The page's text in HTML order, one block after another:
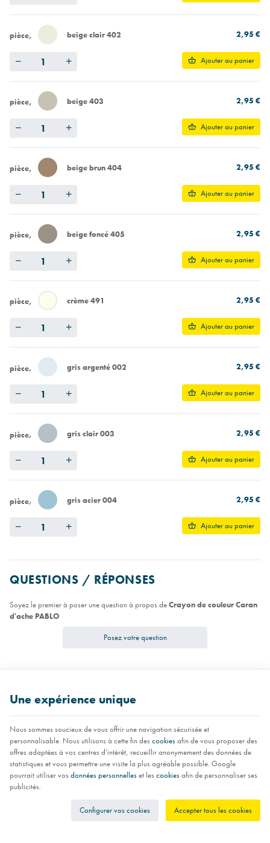
pièce beige clair 402 2,95 €
Ajouter au panier
pièce beige 403 2,95 €
Ajouter au panier
pièce beige brun 404 2,95 €
Ajouter au panier
pièce beige foncé 405 2,95 €
Ajouter au panier
pièce crème 491 2,95 €
Ajouter au panier
pièce gris argenté 002 2,95 €
Ajouter au panier
pièce gris clair 003 2,95 €
Ajouter au panier
pièce gris acier 004 2,95 €
Ajouter au panier
QUESTIONS / RÉPONSES
Soyez le premier à poser une question à propos deCrayon de couleur Caran
d'ache PABLO
Posez votre question
VOUS AIMEREZ AUSSI
bristol CANSON 224 g
Compas à vis centrale
Staedtler MARS COMFORT
552 01
Une expérience unique
Nous sommes soucieux de vous offrir une navigation sécurisée et
personnalisable. Nous utilisons à cette fin descookiesafin de vous proposer des
offres adaptées à vos centres d’intérêt, recueillir anonymement des données de
statistiques et vous permettre une visite la plus agréable possible. Google
pourrait utiliser vosdonnées personnelleset lescookiesafin de personnaliser ses
publicités.
Configurer vos cookies Accepter tous les cookies